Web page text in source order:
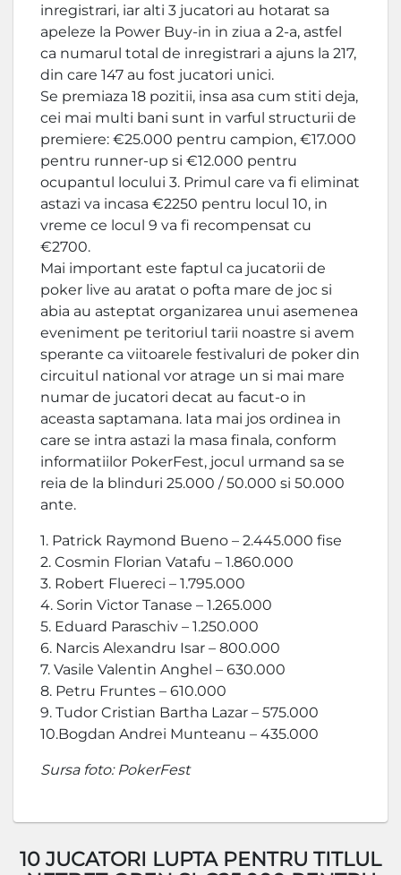
inregistrari, iar alti 3 jucatori au hotarat sa
apeleze la Power Buy-in in ziua a 2-a, astfel
ca numarul total de inregistrari a ajuns la 217,
din care 147 au fost jucatori unici.
Se premiaza 18 pozitii, insa asa cum stiti deja,
cei mai multi bani sunt in varful structurii de
premiere: €25.000 pentru campion, €17.000
pentru runner-up si €12.000 pentru
ocupantul locului 3. Primul care va fi eliminat
astazi va incasa €2250 pentru locul 10, in
vreme ce locul 9 va fi recompensat cu
€2700.
Mai important este faptul ca jucatorii de
poker live au aratat o pofta mare de joc si
abia au asteptat organizarea unui asemenea
eveniment pe teritoriul tarii noastre si avem
sperante ca viitoarele festivaluri de poker din
circuitul national vor atrage un si mai mare
numar de jucatori decat au facut-o in
aceasta saptamana. Iata mai jos ordinea in
care se intra astazi la masa finala, conform
informatiilor PokerFest, jocul urmand sa se
reia de la blinduri 25.000 / 50.000 si 50.000
ante.
1. Patrick Raymond Bueno – 2.445.000 fise
2. Cosmin Florian Vatafu – 1.860.000
3. Robert Fluereci – 1.795.000
4. Sorin Victor Tanase – 1.265.000
5. Eduard Paraschiv – 1.250.000
6. Narcis Alexandru Isar – 800.000
7. Vasile Valentin Anghel – 630.000
8. Petru Fruntes – 610.000
9. Tudor Cristian Bartha Lazar – 575.000
10.Bogdan Andrei Munteanu – 435.000
Sursa foto: PokerFest
10 JUCATORI LUPTA PENTRU TITLUL